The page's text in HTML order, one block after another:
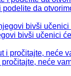
da
bivši učenici
neće